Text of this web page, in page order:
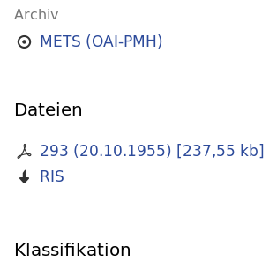
Archiv
METS (OAI-PMH)
Dateien
293 (20.10.1955) [237,55 kb]
RIS
Klassifikation